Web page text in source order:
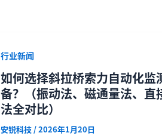
行业新闻
如何选择斜拉桥索力自动化监
备？（振动法、磁通量法、直
法全对比）
安锐科技/2026年1月20日